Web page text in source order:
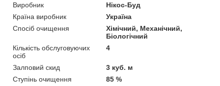
Виробник
Нікос-Буд
Країна виробник
Україна
Спосіб очищення
Хімічний, Механічний,
Біологічний
Кількість обслуговуючих
осіб
4
Залповий скид
3 куб. м
Ступінь очищення
85 %